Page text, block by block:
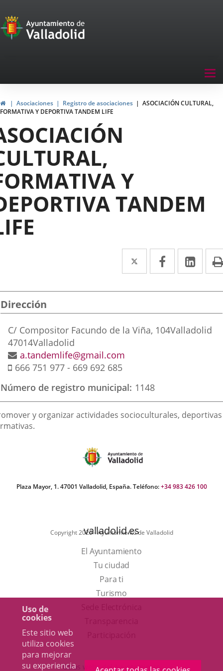
Uso de
cookies
Este sitio web
utiliza cookies
para mejorar
su experiencia
Portal
de
navegación
InicioAsociaciones Registro de asociaciones
ASOCIACIÓN CULTURAL,
FORMATIVA Y DEPORTIVA TANDEM LIFE
Y
TANDEM
Twitter
Enlace
a
una
externa.
Facebook
Enlace
a
una
externa.
a
una
Dirección
Dirección
postal
C/ Compositor Facundo de la Viña, 104Valladolid
47014Valladolid
Dirección
de
electrónico
a.tandemlife@gmail.com
Móvil
666 751 977 - 669 692 685
Número de registro municipal 1148
y organizar actividades socioculturales,
Plaza Mayor, 1. 47001 Valladolid, España. Teléfono:+34 983 426 100
Copyright 2025 - Ayuntamiento de Valladolid
valladolid.es
El Ayuntamiento
Tu ciudad
Para ti
TurismoEste
unaexterna.
Otras webs del Ayuntamiento